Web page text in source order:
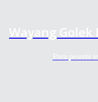
Wayang
Para peserta